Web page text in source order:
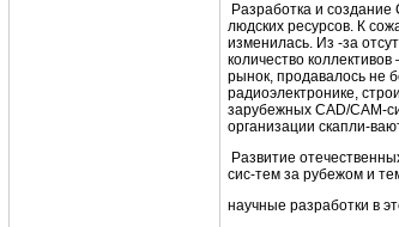
Разработка и
людских ресурсов. К
изменилась. Из -за
количество
рынок, продавалось не
радиоэлектронике,
зарубежных CAD/CAM-
организации скапли-
Развитие
сис-тем за рубежом и
научные разработки в